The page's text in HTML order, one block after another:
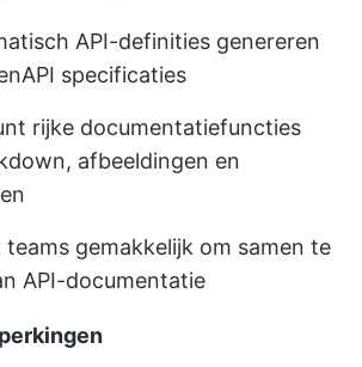
API-definities genereren
specificaties
rijke documentatiefuncties
afbeeldingen en
gemakkelijk om samen te
API-documentatie